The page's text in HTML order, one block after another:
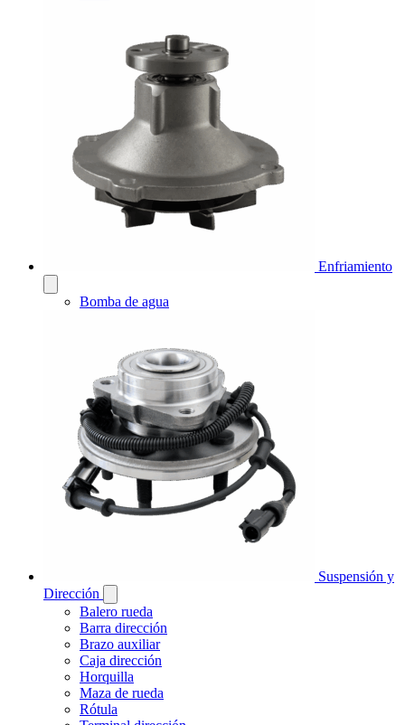
Enfriamiento
Bomba de agua
Suspensión y
Dirección
Balero rueda
Barra dirección
Brazo auxiliar
Caja dirección
Horquilla
Maza de rueda
Rótula